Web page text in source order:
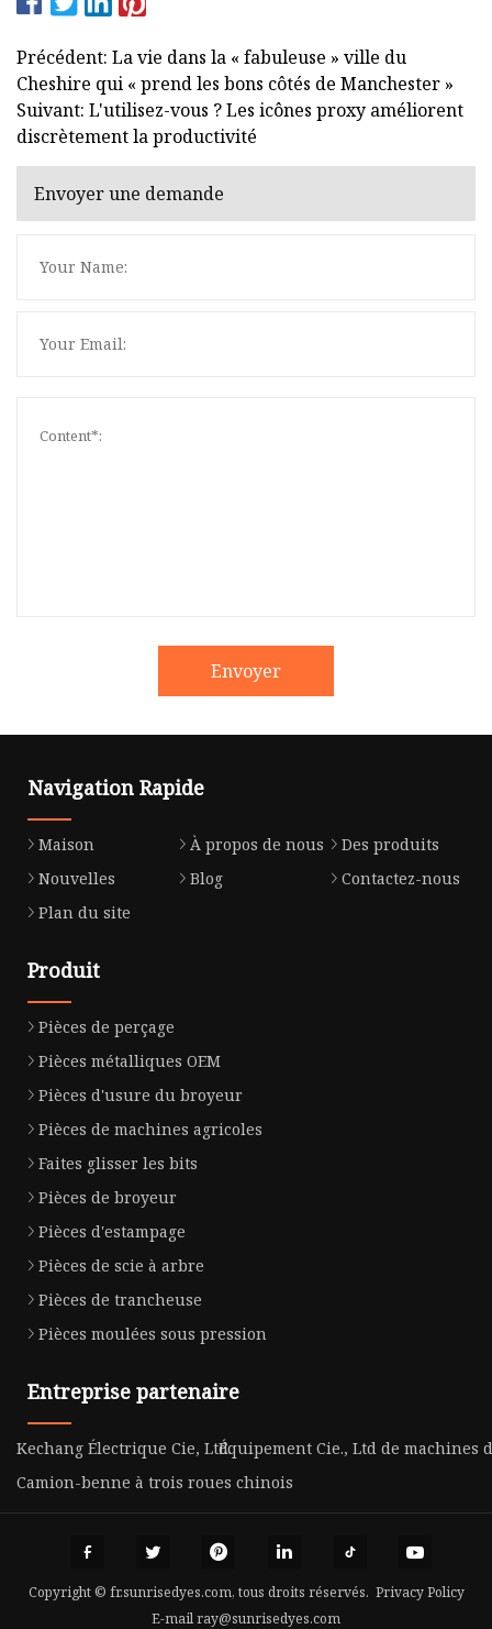
Précédent: La vie dans la « fabuleuse » ville du
Cheshire qui « prend les bons côtés de Manchester »
Suivant: L'utilisez-vous ? Les icônes proxy améliorent
discrètement la productivité
Envoyer une demande
Envoyer
Navigation Rapide
Maison À propos de nous
Des produits
Nouvelles
Blog
Contactez-nous
Plan du site
Produit
Pièces de perçage
Pièces métalliques OEM
Pièces d'usure du broyeur
Pièces de machines agricoles
Faites glisser les bits
Pièces de broyeur
Pièces d'estampage
Pièces de scie à arbre
Pièces de trancheuse
Pièces moulées sous pression
Entreprise partenaire
Kechang Électrique Cie, Ltd.Équipement Cie., Ltd de machines
Camion-benne à trois roues chinois
Copyright © fr.sunrisedyes.com, tous droits réservés. Privacy Policy
E-mailray@sunrisedyes.com